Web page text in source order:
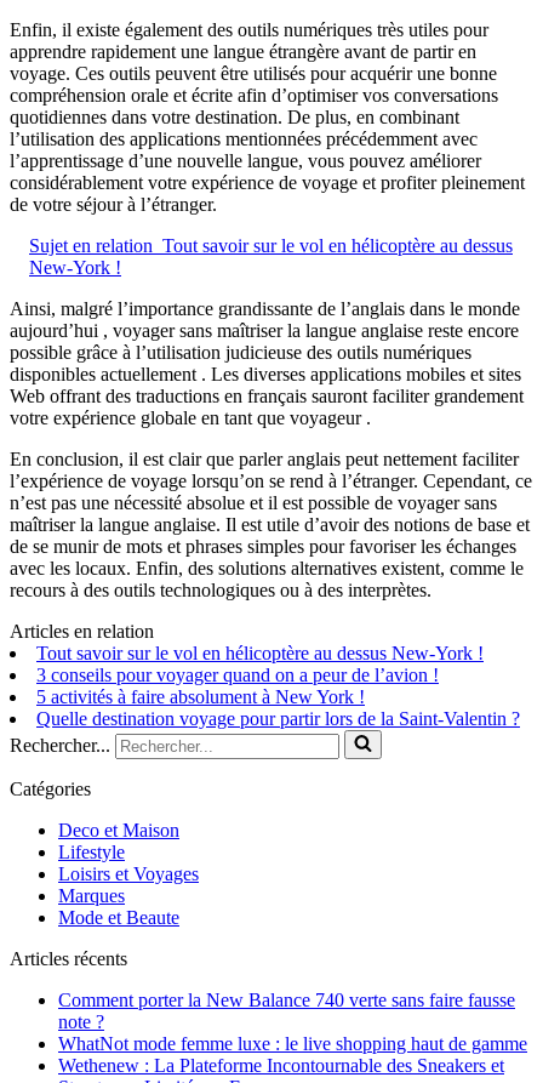
Enfin, il existe également des outils numériques très utiles pour
apprendre rapidement une langue étrangère avant de partir en
voyage. Ces outils peuvent être utilisés pour acquérir une bonne
compréhension orale et écrite afin d’optimiser vos conversations
quotidiennes dans votre destination. De plus, en combinant
l’utilisation des applications mentionnées précédemment avec
l’apprentissage d’une nouvelle langue, vous pouvez améliorer
considérablement votre expérience de voyage et profiter pleinement
de votre séjour à l’étranger.
Sujet en relation Tout savoir sur le vol en hélicoptère au dessus
New-York !
Ainsi, malgré l’importance grandissante de l’anglais dans le monde
aujourd’hui , voyager sans maîtriser la langue anglaise reste encore
possible grâce à l’utilisation judicieuse des outils numériques
disponibles actuellement . Les diverses applications mobiles et sites
Web offrant des traductions en français sauront faciliter grandement
votre expérience globale en tant que voyageur .
En conclusion, il est clair que parler anglais peut nettement faciliter
l’expérience de voyage lorsqu’on se rend à l’étranger. Cependant, ce
n’est pas une nécessité absolue et il est possible de voyager sans
maîtriser la langue anglaise. Il est utile d’avoir des notions de base et
de se munir de mots et phrases simples pour favoriser les échanges
avec les locaux. Enfin, des solutions alternatives existent, comme le
recours à des outils technologiques ou à des interprètes.
Articles en relation
Tout savoir sur le vol en hélicoptère au dessus New-York !
3 conseils pour voyager quand on a peur de l’avion !
5 activités à faire absolument à New York !
Quelle destination voyage pour partir lors de la Saint-Valentin ?
Rechercher...
Catégories
Deco et Maison
Lifestyle
Loisirs et Voyages
Marques
Mode et Beaute
Articles récents
Comment porter la New Balance 740 verte sans faire fausse
note ?
WhatNot mode femme luxe : le live shopping haut de gamme
Wethenew : La Plateforme Incontournable des Sneakers et